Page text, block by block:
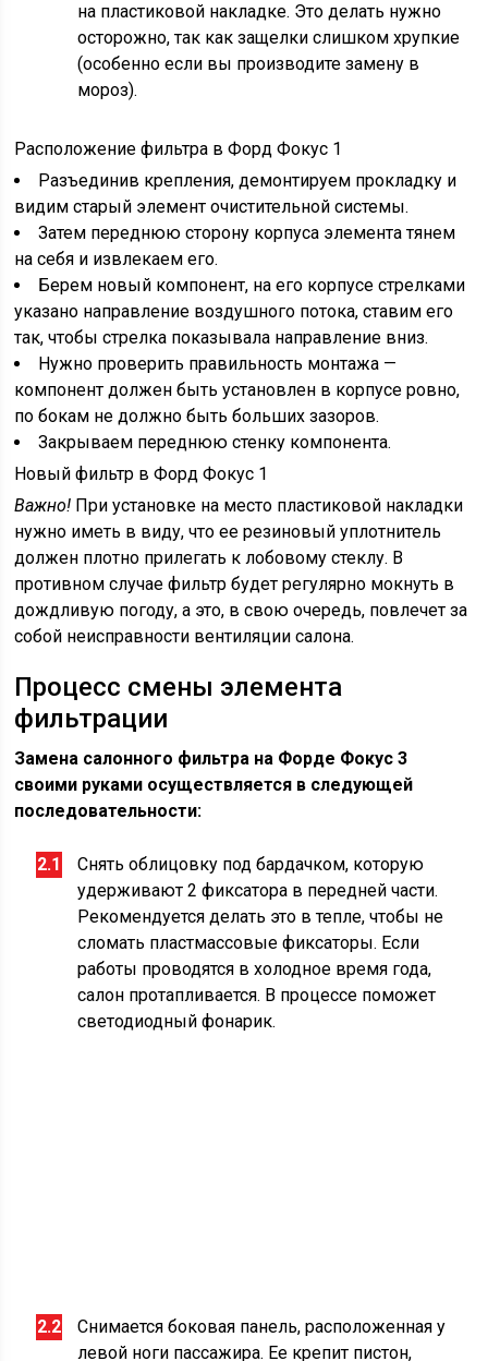
на пластиковой накладке. Это делать нужно
осторожно, так как защелки слишком хрупкие
(особенно если вы производите замену в
мороз).
Расположение фильтра в Форд Фокус 1
Разъединив крепления, демонтируем прокладку и
видим старый элемент очистительной системы.
Затем переднюю сторону корпуса элемента тянем
на себя и извлекаем его.
Берем новый компонент, на его корпусе стрелками
указано направление воздушного потока, ставим его
так, чтобы стрелка показывала направление вниз.
Нужно проверить правильность монтажа —
компонент должен быть установлен в корпусе ровно,
по бокам не должно быть больших зазоров.
Закрываем переднюю стенку компонента.
Новый фильтр в Форд Фокус 1
Важно! При установке на место пластиковой накладки
нужно иметь в виду, что ее резиновый уплотнитель
должен плотно прилегать к лобовому стеклу. В
противном случае фильтр будет регулярно мокнуть в
дождливую погоду, а это, в свою очередь, повлечет за
собой неисправности вентиляции салона.
Процесс смены элемента
фильтрации
Замена салонного фильтра на Форде Фокус 3
своими руками осуществляется в следующей
последовательности:
Снять облицовку под бардачком, которую
удерживают 2 фиксатора в передней части.
Рекомендуется делать это в тепле, чтобы не
сломать пластмассовые фиксаторы. Если
работы проводятся в холодное время года,
салон протапливается. В процессе поможет
светодиодный фонарик.
Снимается боковая панель, расположенная у
левой ноги пассажира. Ее крепит пистон,